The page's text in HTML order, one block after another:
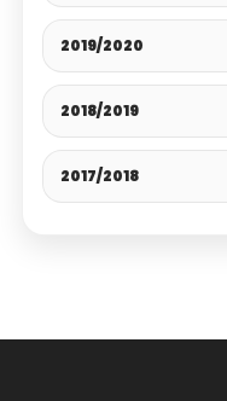
2019/2020
2018/2019
2017/2018